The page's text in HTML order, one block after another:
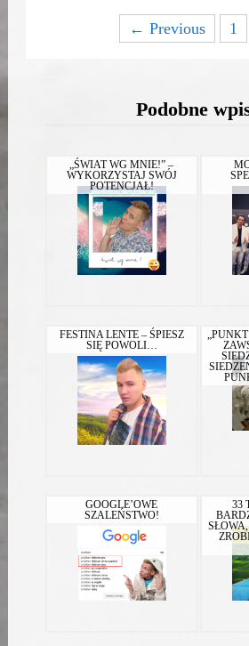
← Previous 1
Podobne
„ŚWIAT WG MNIE!” –
WYKORZYSTAJ SWÓJ
POTENCJAŁ!
FESTINA LENTE – ŚPIESZ
SIĘ POWOLI…
GOOGLE’OWE
SZALEŃSTWO!
33